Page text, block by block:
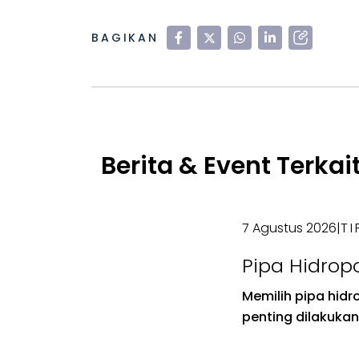
BAGIKAN
Berita & Event
7 Agustus 2026|
Pipa
Memilih
Hidroponik
Memilih pipa
penting